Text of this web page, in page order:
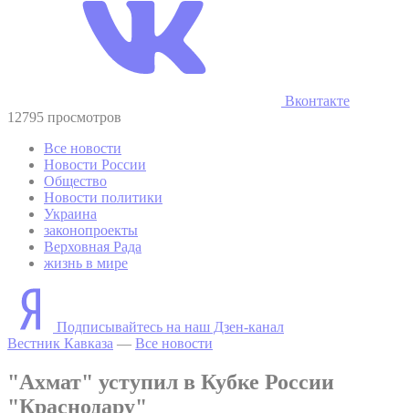
Вконтакте
12795 просмотров
Все новости
Новости России
Общество
Новости политики
Украина
законопроекты
Верховная Рада
жизнь в мире
Подписывайтесь на наш Дзен-канал
Вестник Кавказа — Все новости
"Ахмат" уступил в Кубке России
"Краснодару"